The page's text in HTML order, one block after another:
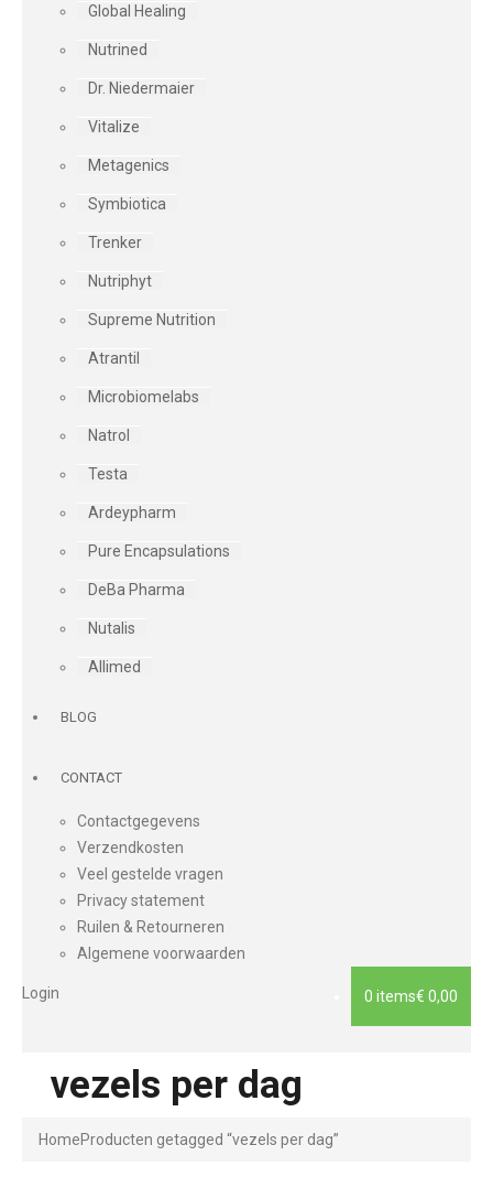
Global Healing
Nutrined
Dr. Niedermaier
Vitalize
Metagenics
Symbiotica
Trenker
Nutriphyt
Supreme Nutrition
Atrantil
Microbiomelabs
Natrol
Testa
Ardeypharm
Pure Encapsulations
DeBa Pharma
Nutalis
Allimed
BLOG
CONTACT
Contactgegevens
Verzendkosten
Veel gestelde vragen
Privacy statement
Ruilen & Retourneren
Algemene voorwaarden
0 items€ 0,00
Login
vezels per dag
HomeProducten getagged “vezels per dag”